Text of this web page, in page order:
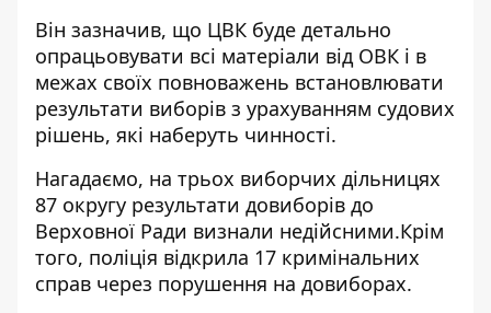
Він зазначив, що ЦВК буде детально
опрацьовувати всі матеріали від ОВК і в
межах своїх повноважень встановлювати
результати виборів з урахуванням судових
рішень, які наберуть чинності.
Нагадаємо, на трьох виборчих дільницях
87 округу результати довиборів до
Верховної Ради визнали недійсними.Крім
того, поліція відкрила 17 кримінальних
справ через порушення на довиборах.